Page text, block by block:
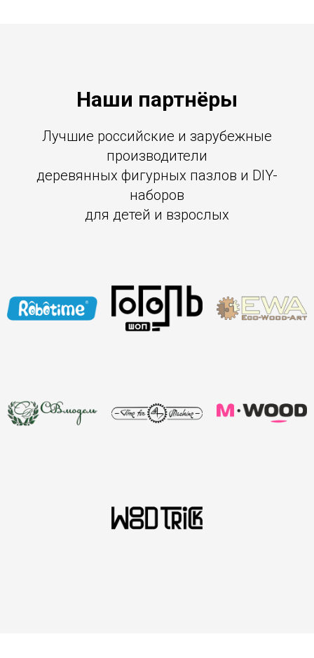
Наши партнёры
Лучшие российские и зарубежные
производители
деревянных фигурных пазлов и DIY-
наборов
для детей и взрослых